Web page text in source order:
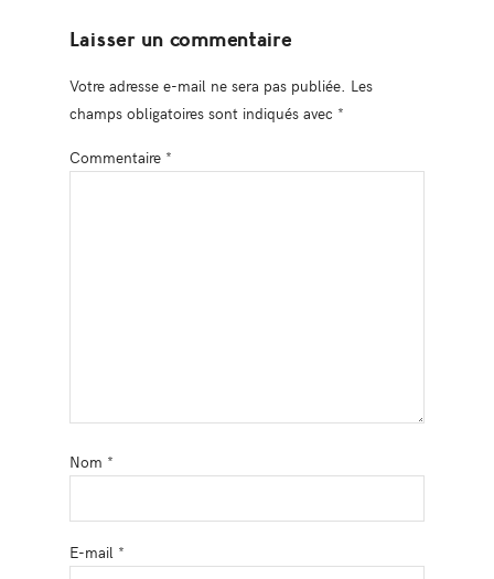
Laisser un commentaire
Votre adresse e-mail ne sera pas publiée. Les
champs obligatoires sont indiqués avec *
Commentaire *
Nom *
E-mail *